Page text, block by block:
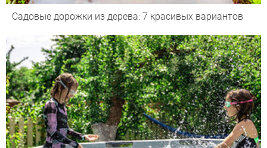
Садовые дорожки из дерева: 7 красивых вариантов